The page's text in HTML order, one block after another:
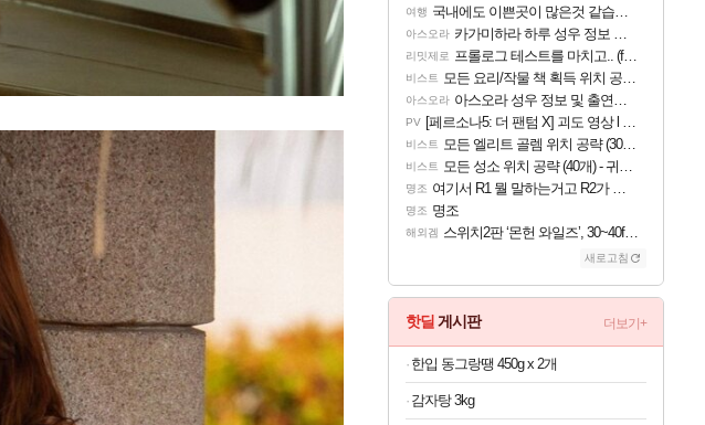
여행 국내에도 이쁜곳이 많은것 같습니다
아스오라 카가미하라 하루 성우 정보 및 주요 필모
리밋제로 프롤로그 테스트를 마치고.. (feat. 리아)
비스트 모든 요리/작물 책 획득 위치 공략 (36개) - 미식가 도전과제
아스오라 아스오라 성우 정보 및 출연작 모음
PV [페르소나5: 더 팬텀 X] 괴도 영상 l 타카마키 안·댄싱 스타
비스트 모든 엘리트 골렘 위치 공략 (30개) - 방랑 결투가
비스트 모든 성소 위치 공략 (40개) - 귀환한 영혼 도전과제
명조 여기서 R1 뭘 말하는거고 R2가 뭘말하는걸까요?
명조 명조
해외겜 스위치2판 ‘몬헌 와일즈’, 30~40fps 목표 추정
새로고침
핫딜 게시판 더보기+
한입 동그랑땡 450g x 2개
감자탕 3kg